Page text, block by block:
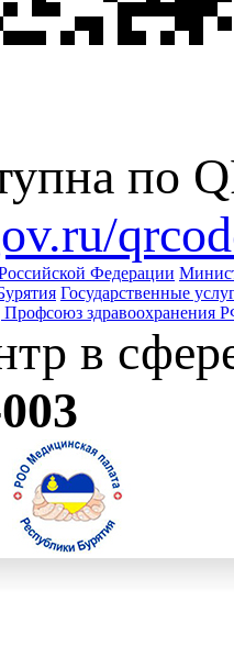
по
Федерации
Государственные
Профсоюз здравоохранения
в